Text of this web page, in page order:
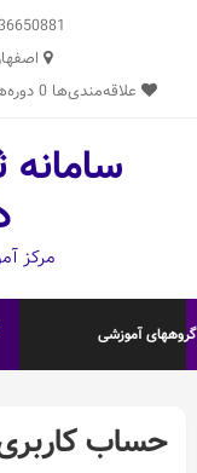
content علاقه‌مندی‌ها 0
مرکز
گروههای آموزشی
حساب